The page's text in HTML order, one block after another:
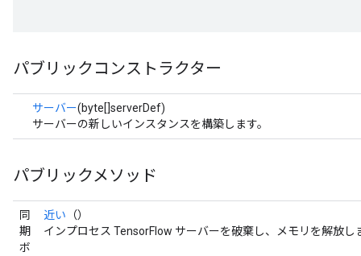
パブリックコンストラクター
サーバー(byte[]serverDef)
サーバーの新しいインスタンスを構築します。
パブリックメソッド
同
期
ボ
近い （）
インプロセス TensorFlow サーバーを破棄し、メモリを解放し